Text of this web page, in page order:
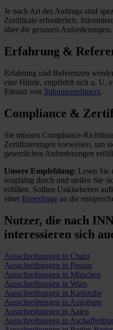
Je nach Art des Auftrags sind
Zertifikate erforderlich.
über die genauen Anforderungen.
Erfahrung &
Erfahrung und Referenzen
eine Hürde, empfiehlt sich u. U.
Einsatz von Subunternehmern.
Compliance &
Sie müssen Compliance-
Zertifizierungen vorweisen, um
gesetzlichen Anforderungen
Unsere Empfehlung: Lesen Sie
sorgfältig durch und stellen Sie
erfüllen. Sollten Unklarheiten
einer Bieterfrage an die
Nutzer, die nach
interessieren sich
Ausschreibungen in Cham
Ausschreibungen in Passau
Ausschreibungen in München
Ausschreibungen in Wien
Ausschreibungen in Karlsruhe
Ausschreibungen in Augsburg
Ausschreibungen in Aalen
Ausschreibungen in